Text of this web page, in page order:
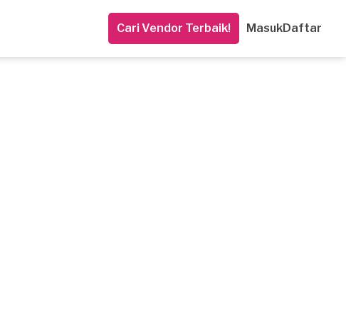
Cari Vendor Terbaik! MasukDaftar